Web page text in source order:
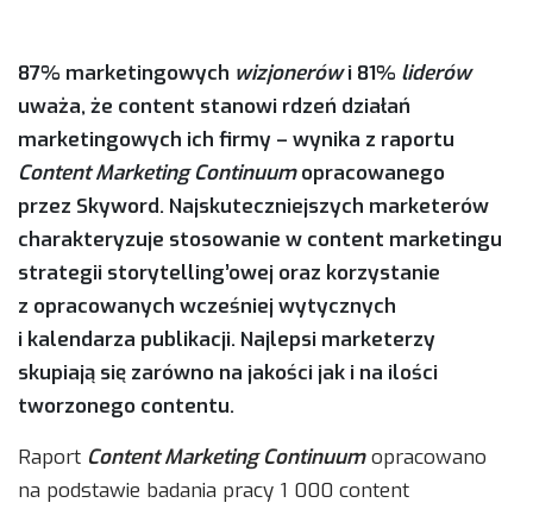
87% marketingowych wizjonerówi 81% liderów
uważa, że content stanowi rdzeń działań
marketingowych ich firmy – wynika z raportu
Content Marketing Continuumopracowanego
przez Skyword. Najskuteczniejszych marketerów
charakteryzuje stosowanie w content marketingu
strategii storytelling’owej oraz korzystanie
z opracowanych wcześniej wytycznych
i kalendarza publikacji. Najlepsi marketerzy
skupiają się zarówno na jakości jak i na ilości
tworzonego contentu.
Raport Content Marketing Continuumopracowano
na podstawie badania pracy 1 000 content